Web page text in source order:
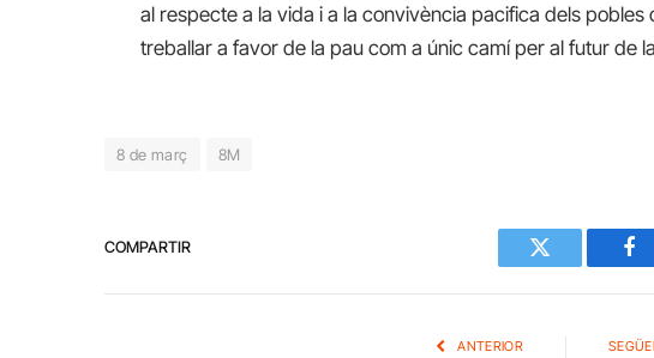
al respecte a la vida i a la convivència pacifica dels pobles
treballar a favor de la pau com a únic camí per al futur de
8 de març 8M
COMPARTIR
Twitter
ANTERIOR